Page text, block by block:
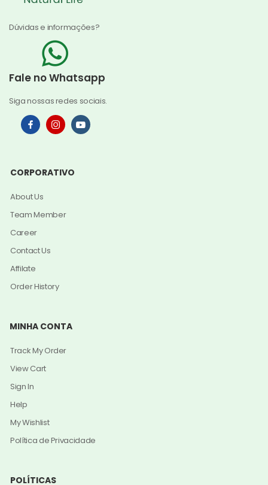
Dúvidas e informações?
Fale no Whatsapp
Siga nossas redes sociais.
CORPORATIVO
About Us
Team Member
Career
Contact Us
Affilate
Order History
MINHA CONTA
Track My Order
View Cart
Sign In
Help
My Wishlist
Política de Privacidade
POLÍTICAS